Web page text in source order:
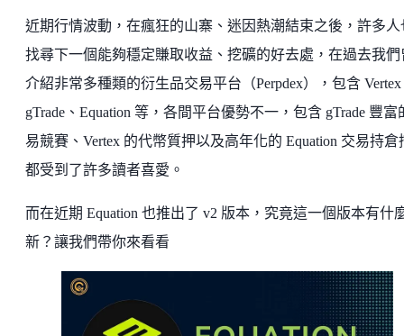
近期行情波動，在瘋狂的山寨、迷因熱潮結束之後，許多人
找尋下一個能夠穩定賺取收益、挖礦的好去處，在過去我們
介紹非常多種類的衍生品交易平台（Perpdex），包含
gTrade、Equation 等，各間平台優勢不一，包含 gTrade 豐富
易競賽、Vertex 的代幣質押以及高年化的 Equation 交易持倉
都受到了許多讀者喜愛。
而在近期 Equation 也推出了 v2 版本，究竟這一個版本有什
新？讓我們帶你來看看